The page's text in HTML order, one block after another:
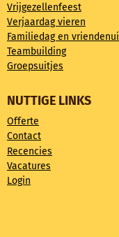
Vrijgezellenfeest
Verjaardag vieren
Familiedag en
Teambuilding
Groepsuitjes
NUTTIGE LINKS
Offerte
Contact
Recencies
Vacatures
Login